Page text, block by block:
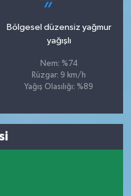
Bölgesel düzensiz yağmur
yağışlı
Nem: %74
Rüzgar: 9 km/h
Yağış Olasılığı: %89